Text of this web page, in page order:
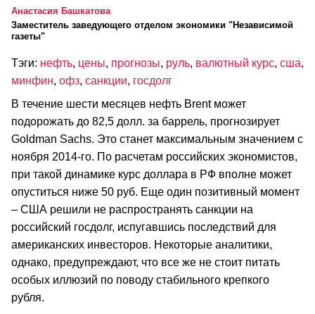
Анастасия Башкатова
Заместитель заведующего отделом экономики "Независимой
газеты"
Тэги: нефть, цены, прогнозы, руль, валютный курс, сша,
минфин, офз, санкции, госдолг
В течение шести месяцев нефть Brent может
подорожать до 82,5 долл. за баррель, прогнозирует
Goldman Sachs. Это станет максимальным значением с
ноября 2014-го. По расчетам российских экономистов,
при такой динамике курс доллара в РФ вполне может
опуститься ниже 50 руб. Еще один позитивный момент
– США решили не распространять санкции на
российский госдолг, испугавшись последствий для
американских инвесторов. Некоторые аналитики,
однако, предупреждают, что все же не стоит питать
особых иллюзий по поводу стабильного крепкого
рубля.